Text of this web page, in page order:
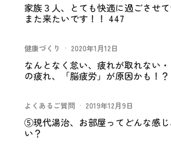
家族３人、とても快適に過ごさせて
また来たいです！！ 447
健康づくり · 2020年1月12日
なんとなく怠い、疲れが取れない
の疲れ、「脳疲労」が原因かも！？
よくあるご質問 · 2019年12月9日
⑤現代湯治、お部屋ってどんな感
い？